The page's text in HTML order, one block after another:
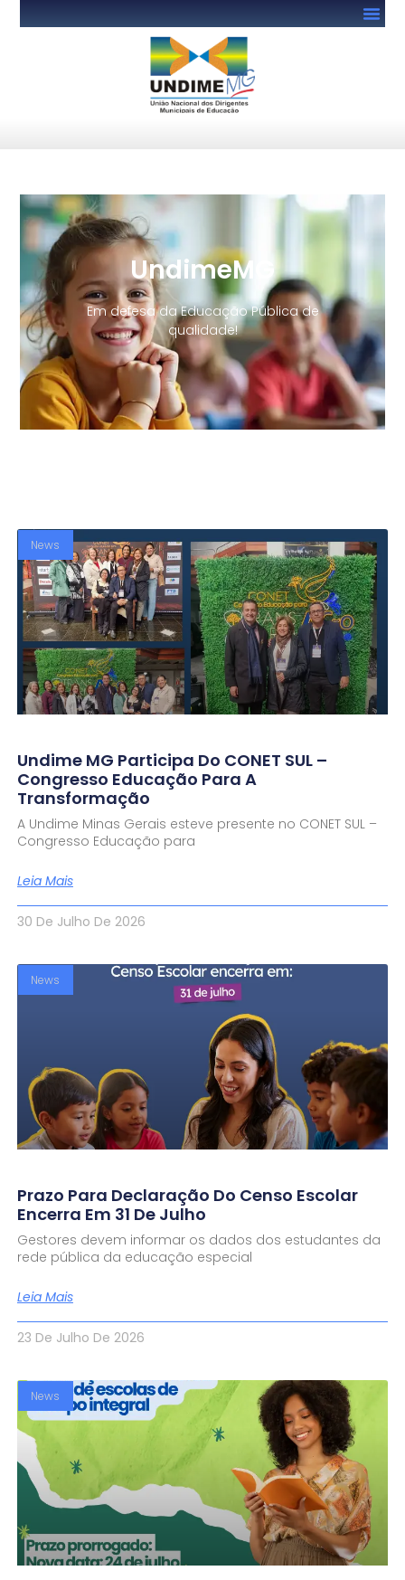
UndimeMG
Em defesa da Educação Pública de
qualidade!
News
Undime MG Participa Do CONET SUL –
Congresso Educação Para A
Transformação
A Undime Minas Gerais esteve presente no CONET SUL –
Congresso Educação para
Leia Mais
30 De Julho De 2026
News
Prazo Para Declaração Do Censo Escolar
Encerra Em 31 De Julho
Gestores devem informar os dados dos estudantes da
rede pública da educação especial
Leia Mais
23 De Julho De 2026
News